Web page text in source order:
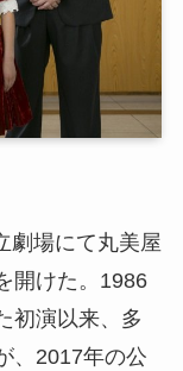
劇場にて丸美屋
開けた。1986
初演以来、多
、2017年の公